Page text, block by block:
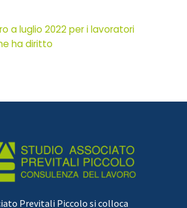
a luglio 2022 per i lavoratori
ha diritto
Previtali Piccolo si colloca